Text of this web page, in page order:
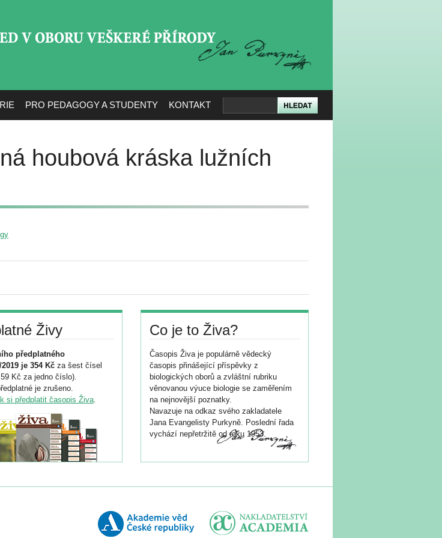
PRO PEDAGOGY A STUDENTY KONTAKT
houbová kráska lužních
Živy
předplatného
je 354 Kč za šest čísel
Kč za jedno číslo).
je zrušeno.
si předplatit časopis Živa.
Co je to Živa?
Časopis Živa je populárně vědecký
časopis přinášející příspěvky z
biologických oborů a zvláštní rubriku
věnovanou výuce biologie se zaměřením
na nejnovější poznatky.
Navazuje na odkaz svého zakladatele
Jana Evangelisty Purkyně. Poslední řada
vychází nepřetržitě od roku 1953.